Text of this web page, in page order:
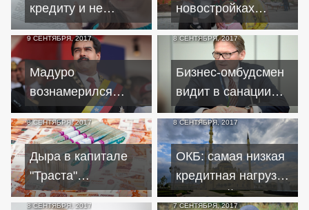
кредиту и не
получившая
удовлетворения
россиянка требует
компенсацию
новостройках
Полтавщины дают
льготникам в
кредит
9 СЕНТЯБРЯ, 2017
Мадуро
вознамерился
создать
альтернативу
доллару
8 СЕНТЯБРЯ, 2017
Бизнес-омбудсмен
видит в санации
"Открытия"
уничтожение
банковского
сектора
8 СЕНТЯБРЯ, 2017
Дыра в капитале
"Траста"
увеличилась на
8 СЕНТЯБРЯ, 2017
ОКБ: самая низкая
кредитная нагрузка
у жителей
8 СЕНТЯБРЯ, 2017 7 СЕНТЯБРЯ, 2017